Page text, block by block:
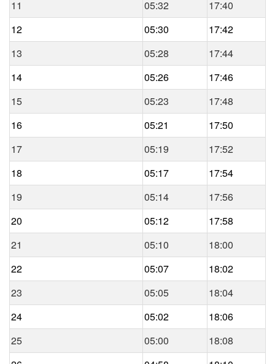
11
05:32
17:40
12
05:30
17:42
13
05:28
17:44
14
05:26
17:46
15
05:23
17:48
16
05:21
17:50
17
05:19
17:52
18
05:17
17:54
19
05:14
17:56
20
05:12
17:58
21
05:10
18:00
22
05:07
18:02
23
05:05
18:04
24
05:02
18:06
25
05:00
18:08